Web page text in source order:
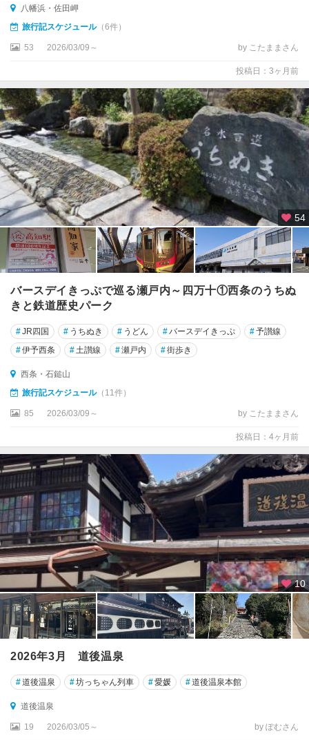
八幡浜・佐田岬
旅行記スケジュール（6件）
53 2026/03/09～ by こたままさん
投稿日：3ヶ月前
54
バースデイきっぷで巡る瀬戸内～四万十①西条のうちぬ
きと鉄道歴史パーク
#JR四国 # うちぬき # うどん #バースデイきっぷ #予讃線
#伊予西条 # 土讃線 #瀬戸内 #街歩き
西条・石鎚山
旅行記スケジュール（11件）
85 2026/03/09～ by こたままさん
投稿日：4ヶ月前
10
2026年3月 道後温泉
#道後温泉 #坊っちゃん列車 #愛媛 #道後温泉本館
道後温泉
19 2026/03/05～ by ぽむさん